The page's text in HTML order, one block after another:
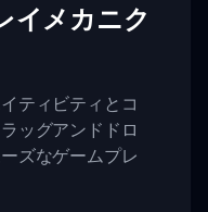
イメカニク
ティビティとコ
ッグアンドドロ
ズなゲームプレ